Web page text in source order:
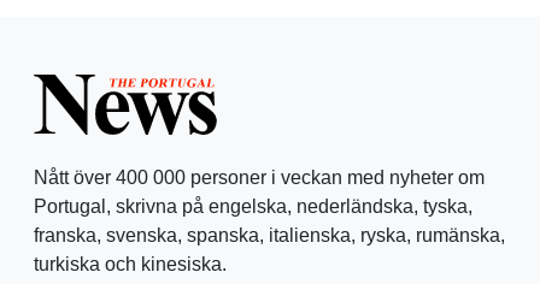
Nått över 400 000 personer i veckan med nyheter om
Portugal, skrivna på engelska, nederländska, tyska,
franska, svenska, spanska, italienska, ryska, rumänska,
turkiska och kinesiska.